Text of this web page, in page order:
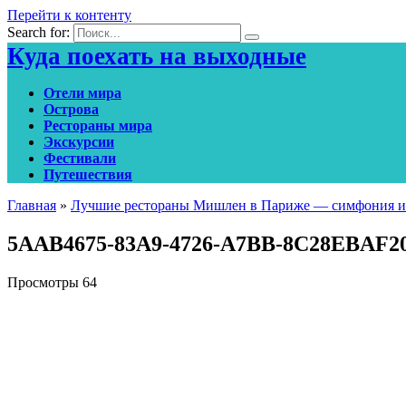
Перейти к контенту
Search for:
Куда поехать на выходные
Отели мира
Острова
Рестораны мира
Экскурсии
Фестивали
Путешествия
Главная » Лучшие рестораны Мишлен в Париже — симфония
5AAB4675-83A9-4726-A7BB-
Просмотры 64